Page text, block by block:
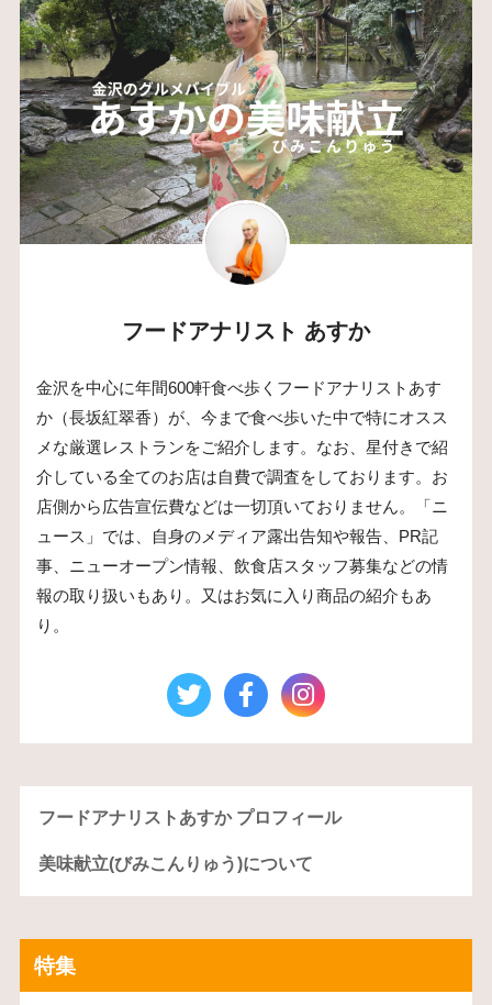
フードアナリスト あすか
金沢を中心に年間600軒食べ歩くフードアナリストあす
か（長坂紅翠香）が、今まで食べ歩いた中で特にオスス
メな厳選レストランをご紹介します。なお、星付きで紹
介している全てのお店は自費で調査をしております。お
店側から広告宣伝費などは一切頂いておりません。「ニ
ュース」では、自身のメディア露出告知や報告、PR記
事、ニューオープン情報、飲食店スタッフ募集などの情
報の取り扱いもあり。又はお気に入り商品の紹介もあ
り。
フードアナリストあすか プロフィール
美味献立(びみこんりゅう)について
特集